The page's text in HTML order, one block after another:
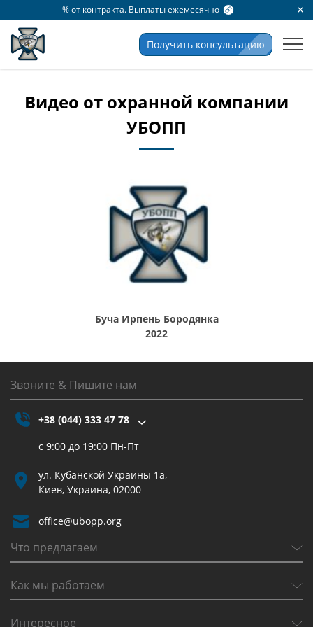
% от контракта. Выплаты ежемесячно
Получить консультацию
Видео от охранной компании
УБОПП
Буча Ирпень Бородянка
2022
Звоните & Пишите нам
+38 (044) 333 47 78
с 9:00 до 19:00 Пн-Пт
ул. Кубанской Украины 1а,
Киев, Украина, 02000
office@ubopp.org
Что предлагаем
Как мы работаем
Интересное